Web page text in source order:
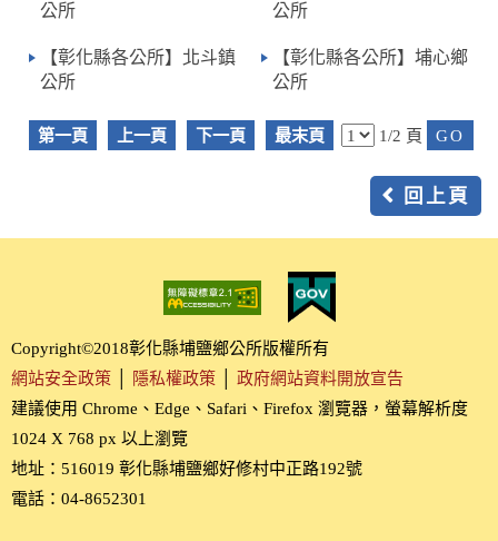
公所
公所
【彰化縣各公所】北斗鎮
公所
【彰化縣各公所】埔心鄉
公所
第一頁 上一頁 下一頁 最末頁 1/2 頁
回上頁
Copyright©2018彰化縣埔鹽鄉公所版權所有
網站安全政策
隱私權政策
政府網站資料開放宣告
建議使用 Chrome、Edge、Safari、Firefox 瀏覽器，螢幕解析度
1024 X 768 px 以上瀏覽
地址：516019 彰化縣埔鹽鄉好修村中正路192號
電話：04-8652301